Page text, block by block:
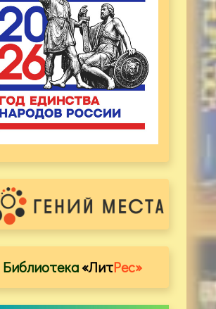
Библиотека«ЛитРес»